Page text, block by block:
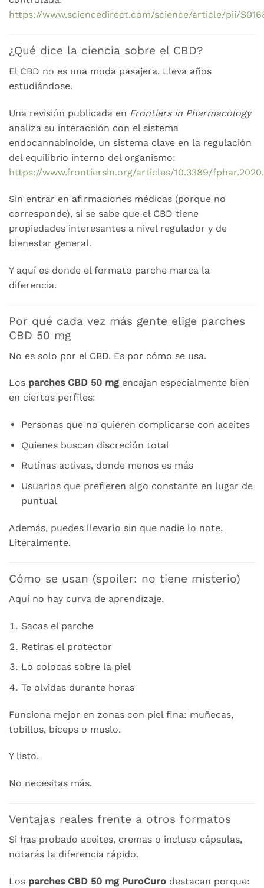
https://www.sciencedirect.com/science/article/pii/
¿Qué dice la ciencia sobre el CBD?
El CBD no es una moda pasajera. Lleva años
estudiándose.
Una revisión publicada en Frontiers in Pharmacology
analiza su interacción con el sistema
endocannabinoide, un sistema clave en la regulación
del equilibrio interno del organismo:
https://www.frontiersin.org/articles/10.3389/
Sin entrar en afirmaciones médicas (porque no
corresponde), sí se sabe que el CBD tiene
propiedades interesantes a nivel regulador y de
bienestar general.
Y aquí es donde el formato parche marca la
diferencia.
Por qué cada vez más gente elige parches
CBD 50 mg
No es solo por el CBD. Es por cómo se usa.
Los parches CBD 50 mgencajan especialmente bien
en ciertos perfiles:
Personas que no quieren complicarse con aceites
Quienes buscan discreción total
Rutinas activas, donde menos es más
Usuarios que prefieren algo constante en lugar de
puntual
Además, puedes llevarlo sin que nadie lo note.
Literalmente.
Cómo se usan (spoiler: no tiene misterio)
Aquí no hay curva de aprendizaje.
Sacas el parche
Retiras el protector
Lo colocas sobre la piel
Te olvidas durante horas
Funciona mejor en zonas con piel fina: muñecas,
tobillos, bíceps o muslo.
Y listo.
No necesitas más.
Ventajas reales frente a otros formatos
Si has probado aceites, cremas o incluso cápsulas,
notarás la diferencia rápido.
Los parches CBD 50 mg PuroCuro destacan porque: